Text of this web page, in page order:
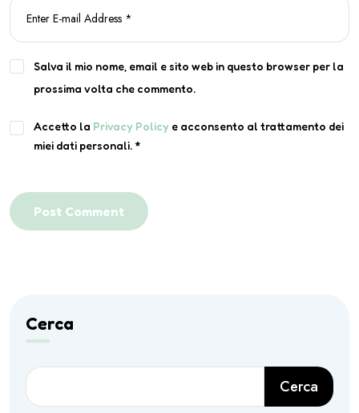
Salva il mio nome, email e sito web in questo browser per la
prossima volta che commento.
Accetto la Privacy Policy e acconsento al trattamento dei
miei dati personali. *
Post Comment
Cerca
Cerca